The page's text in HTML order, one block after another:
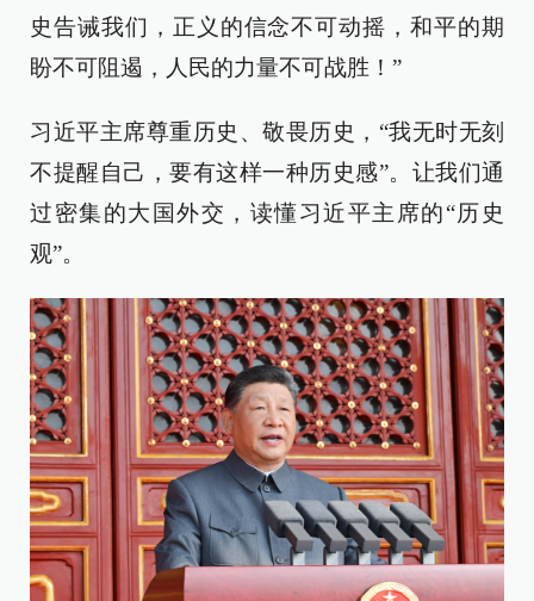
史告诫我们，正义的信念不可动摇，和平的期
盼不可阻遏，人民的力量不可战胜！”
习近平主席尊重历史、敬畏历史，“我无时无刻
不提醒自己，要有这样一种历史感”。让我们通
过密集的大国外交，读懂习近平主席的“历史
观”。